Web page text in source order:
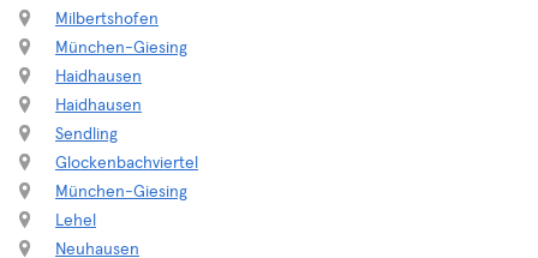
Milbertshofen
München-Giesing
Haidhausen
Haidhausen
Sendling
Glockenbachviertel
München-Giesing
Lehel
Neuhausen